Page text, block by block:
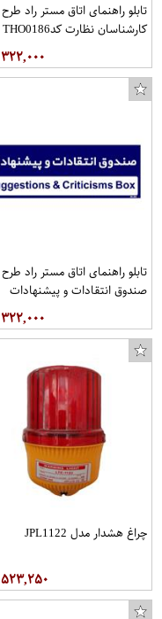
تابلو راهنمای اتاق مستر راد طرح
کارشناسان نظارت کدTHO0186
۳۲۲,۰۰۰
تابلو راهنمای اتاق مستر راد طرح
صندوق انتقادات و پیشنهادات
۳۲۲,۰۰۰
چراغ هشدار مدل JPL1122
۵۲۳,۲۵۰